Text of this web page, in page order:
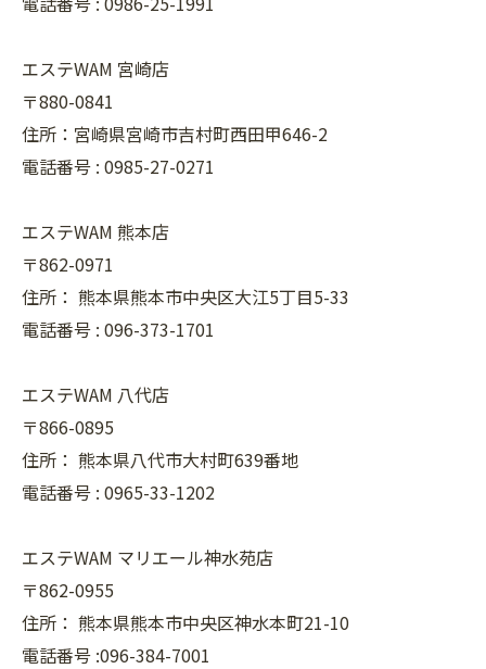
エステWAM 宮崎店
〒880-0841
住所：宮崎県宮崎市吉村町西田甲646-2
電話番号 : 0985-27-0271
エステWAM 熊本店
〒862-0971
住所： 熊本県熊本市中央区大江5丁目5-33
電話番号 : 096-373-1701
エステWAM 八代店
〒866-0895
住所： 熊本県八代市大村町639番地
電話番号 : 0965-33-1202
エステWAM マリエール神水苑店
〒862-0955
住所： 熊本県熊本市中央区神水本町21-10
電話番号 :096-384-7001